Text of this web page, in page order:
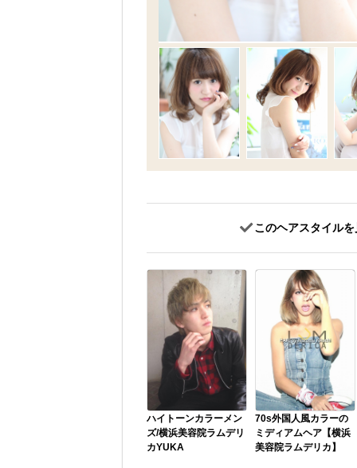
このヘアスタイル
ハイトーンカラーメン
ズ/横浜美容院ラムデリ
カYUKA
70s外国人風カラーの
ミディアムヘア【横浜
美容院ラムデリカ】